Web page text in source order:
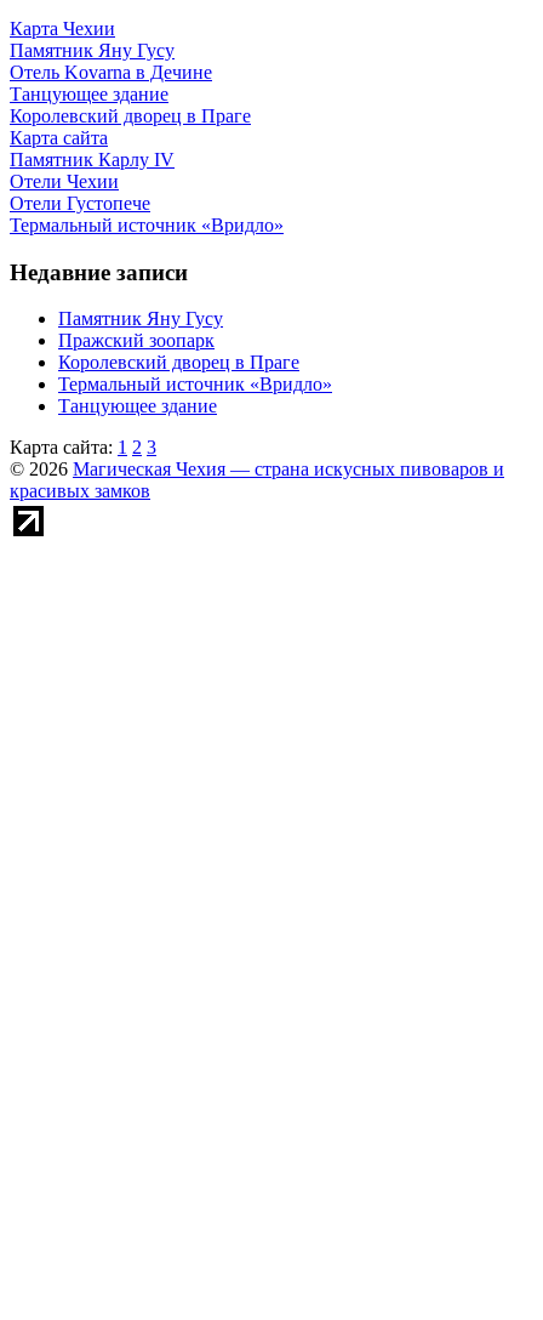
Карта Чехии
Памятник Яну Гусу
Отель Kovarna в Дечине
Танцующее здание
Королевский дворец в Праге
Карта сайта
Памятник Карлу IV
Отели Чехии
Отели Густопече
Термальный источник «Вридло»
Недавние записи
Памятник Яну Гусу
Пражский зоопарк
Королевский дворец в Праге
Термальный источник «Вридло»
Танцующее здание
Карта сайта: 1 2 3
© 2026 Магическая Чехия — страна искусных пивоваров и
красивых замков